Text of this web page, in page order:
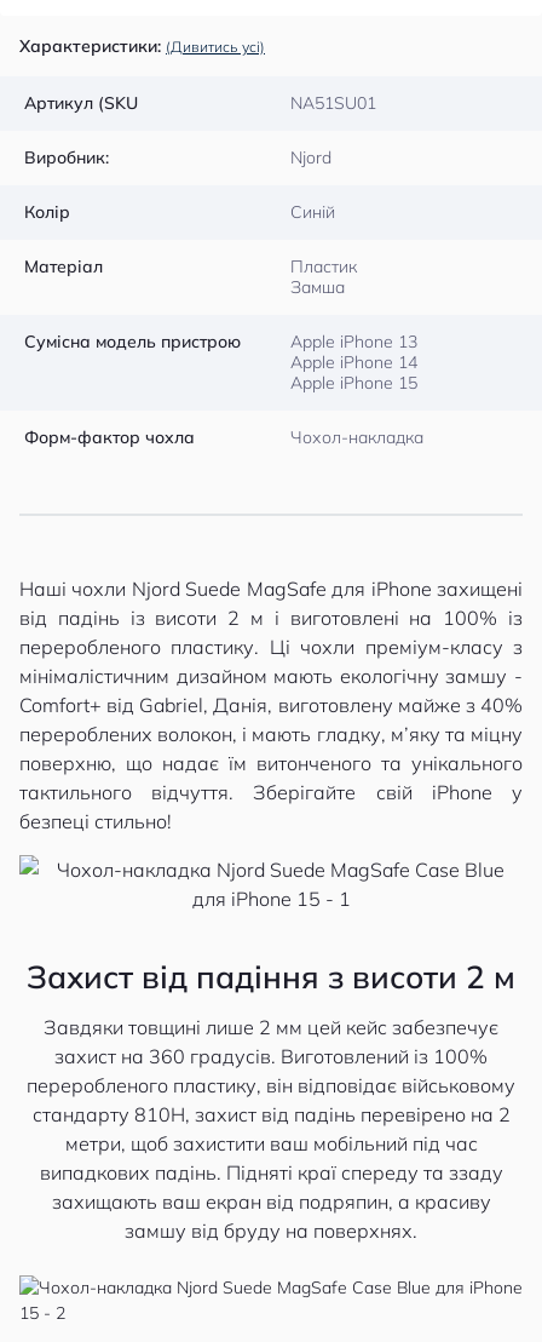
Характеристики: (Дивитись усі)
Артикул (SKU NA51SU01
Виробник: Njord
Колір Синій
Матеріал
Пластик
Замша
Сумісна модель пристрою
Apple iPhone 13
Apple iPhone 14
Apple iPhone 15
Форм-фактор чохла Чохол-накладка
Наші чохли Njord Suede MagSafe для iPhone захищені
від падінь із висоти 2 м і виготовлені на 100% із
переробленого пластику. Ці чохли преміум-класу з
мінімалістичним дизайном мають екологічну замшу -
Comfort+ від Gabriel, Данія, виготовлену майже з 40%
перероблених волокон, і мають гладку, м’яку та міцну
поверхню, що надає їм витонченого та унікального
тактильного відчуття. Зберігайте свій iPhone у
безпеці стильно!
Захист від падіння з висоти 2 м
Завдяки товщині лише 2 мм цей кейс забезпечує
захист на 360 градусів. Виготовлений із 100%
переробленого пластику, він відповідає військовому
стандарту 810H, захист від падінь перевірено на 2
метри, щоб захистити ваш мобільний під час
випадкових падінь. Підняті краї спереду та ззаду
захищають ваш екран від подряпин, а красиву
замшу від бруду на поверхнях.